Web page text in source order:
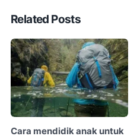
Related Posts
Cara mendidik anak untuk